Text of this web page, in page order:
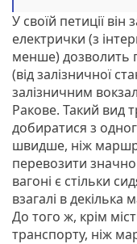
У своїй петиції він
електрички (з
менше) дозволить
(від залізничної
залізничним
Ракове. Такий вид
добиратися з
швидше, ніж
перевозити
вагоні є стільки
взагалі в декілька
До того ж, крім
транспорту, ніж